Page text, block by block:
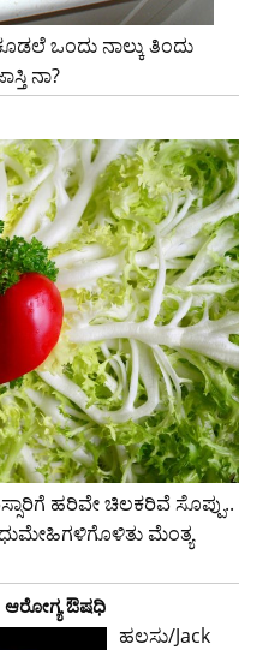
ಒಂದು ನಾಲ್ಕು ತಿಂದು
ನಾ?
ಹರಿವೇ ಚಿಲಕರಿವೆ ಸೊಪ್ಪು..
ಮೆಂತ್ಯ
ಆರೋಗ್ಯ ಔಷಧಿ
ಹಲಸು/Jack